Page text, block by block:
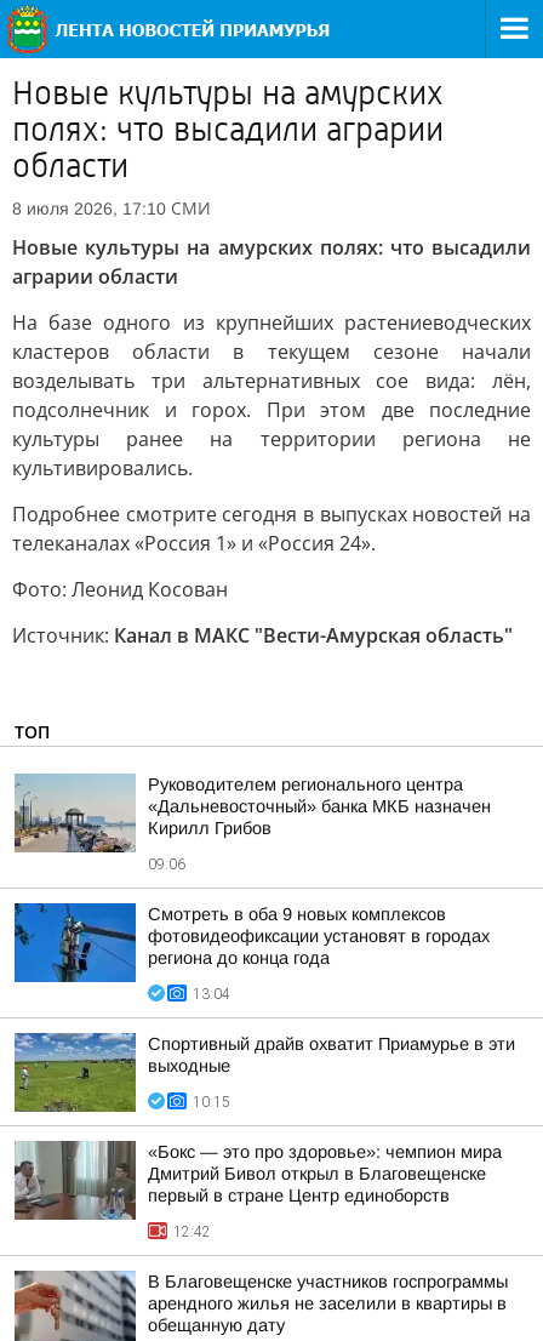
Новые культуры на амурских
полях: что высадили аграрии
области
8 июля 2026, 17:10 СМИ
Новые культуры на амурских полях: что высадили
аграрии области
На базе одного из крупнейших растениеводческих
кластеров области в текущем сезоне начали
возделывать три альтернативных сое вида: лён,
подсолнечник и горох. При этом две последние
культуры ранее на территории региона не
культивировались.
Подробнее смотрите сегодня в выпусках новостей на
телеканалах «Россия 1» и «Россия 24».
Фото: Леонид Косован
Источник: Канал в МАКС "Вести-Амурская область"
ТОП
Руководителем регионального центра
«Дальневосточный» банка МКБ назначен
Кирилл Грибов
09:06
Смотреть в оба 9 новых комплексов
фотовидеофиксации установят в городах
региона до конца года
13:04
Спортивный драйв охватит Приамурье в эти
выходные
10:15
«Бокс — это про здоровье»: чемпион мира
Дмитрий Бивол открыл в Благовещенске
первый в стране Центр единоборств
12:42
В Благовещенске участников госпрограммы
арендного жилья не заселили в квартиры в
обещанную дату